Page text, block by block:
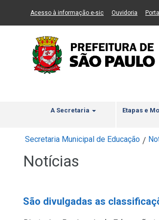
Ir ao Conteúdo Ir para menu principal 2
Acesso à informação e-sic(Link para um novo
Ouvidoria (Link
A Secretaria Etapas e
Secretaria Municipal de Educação /
Notícias
São divulgadas as